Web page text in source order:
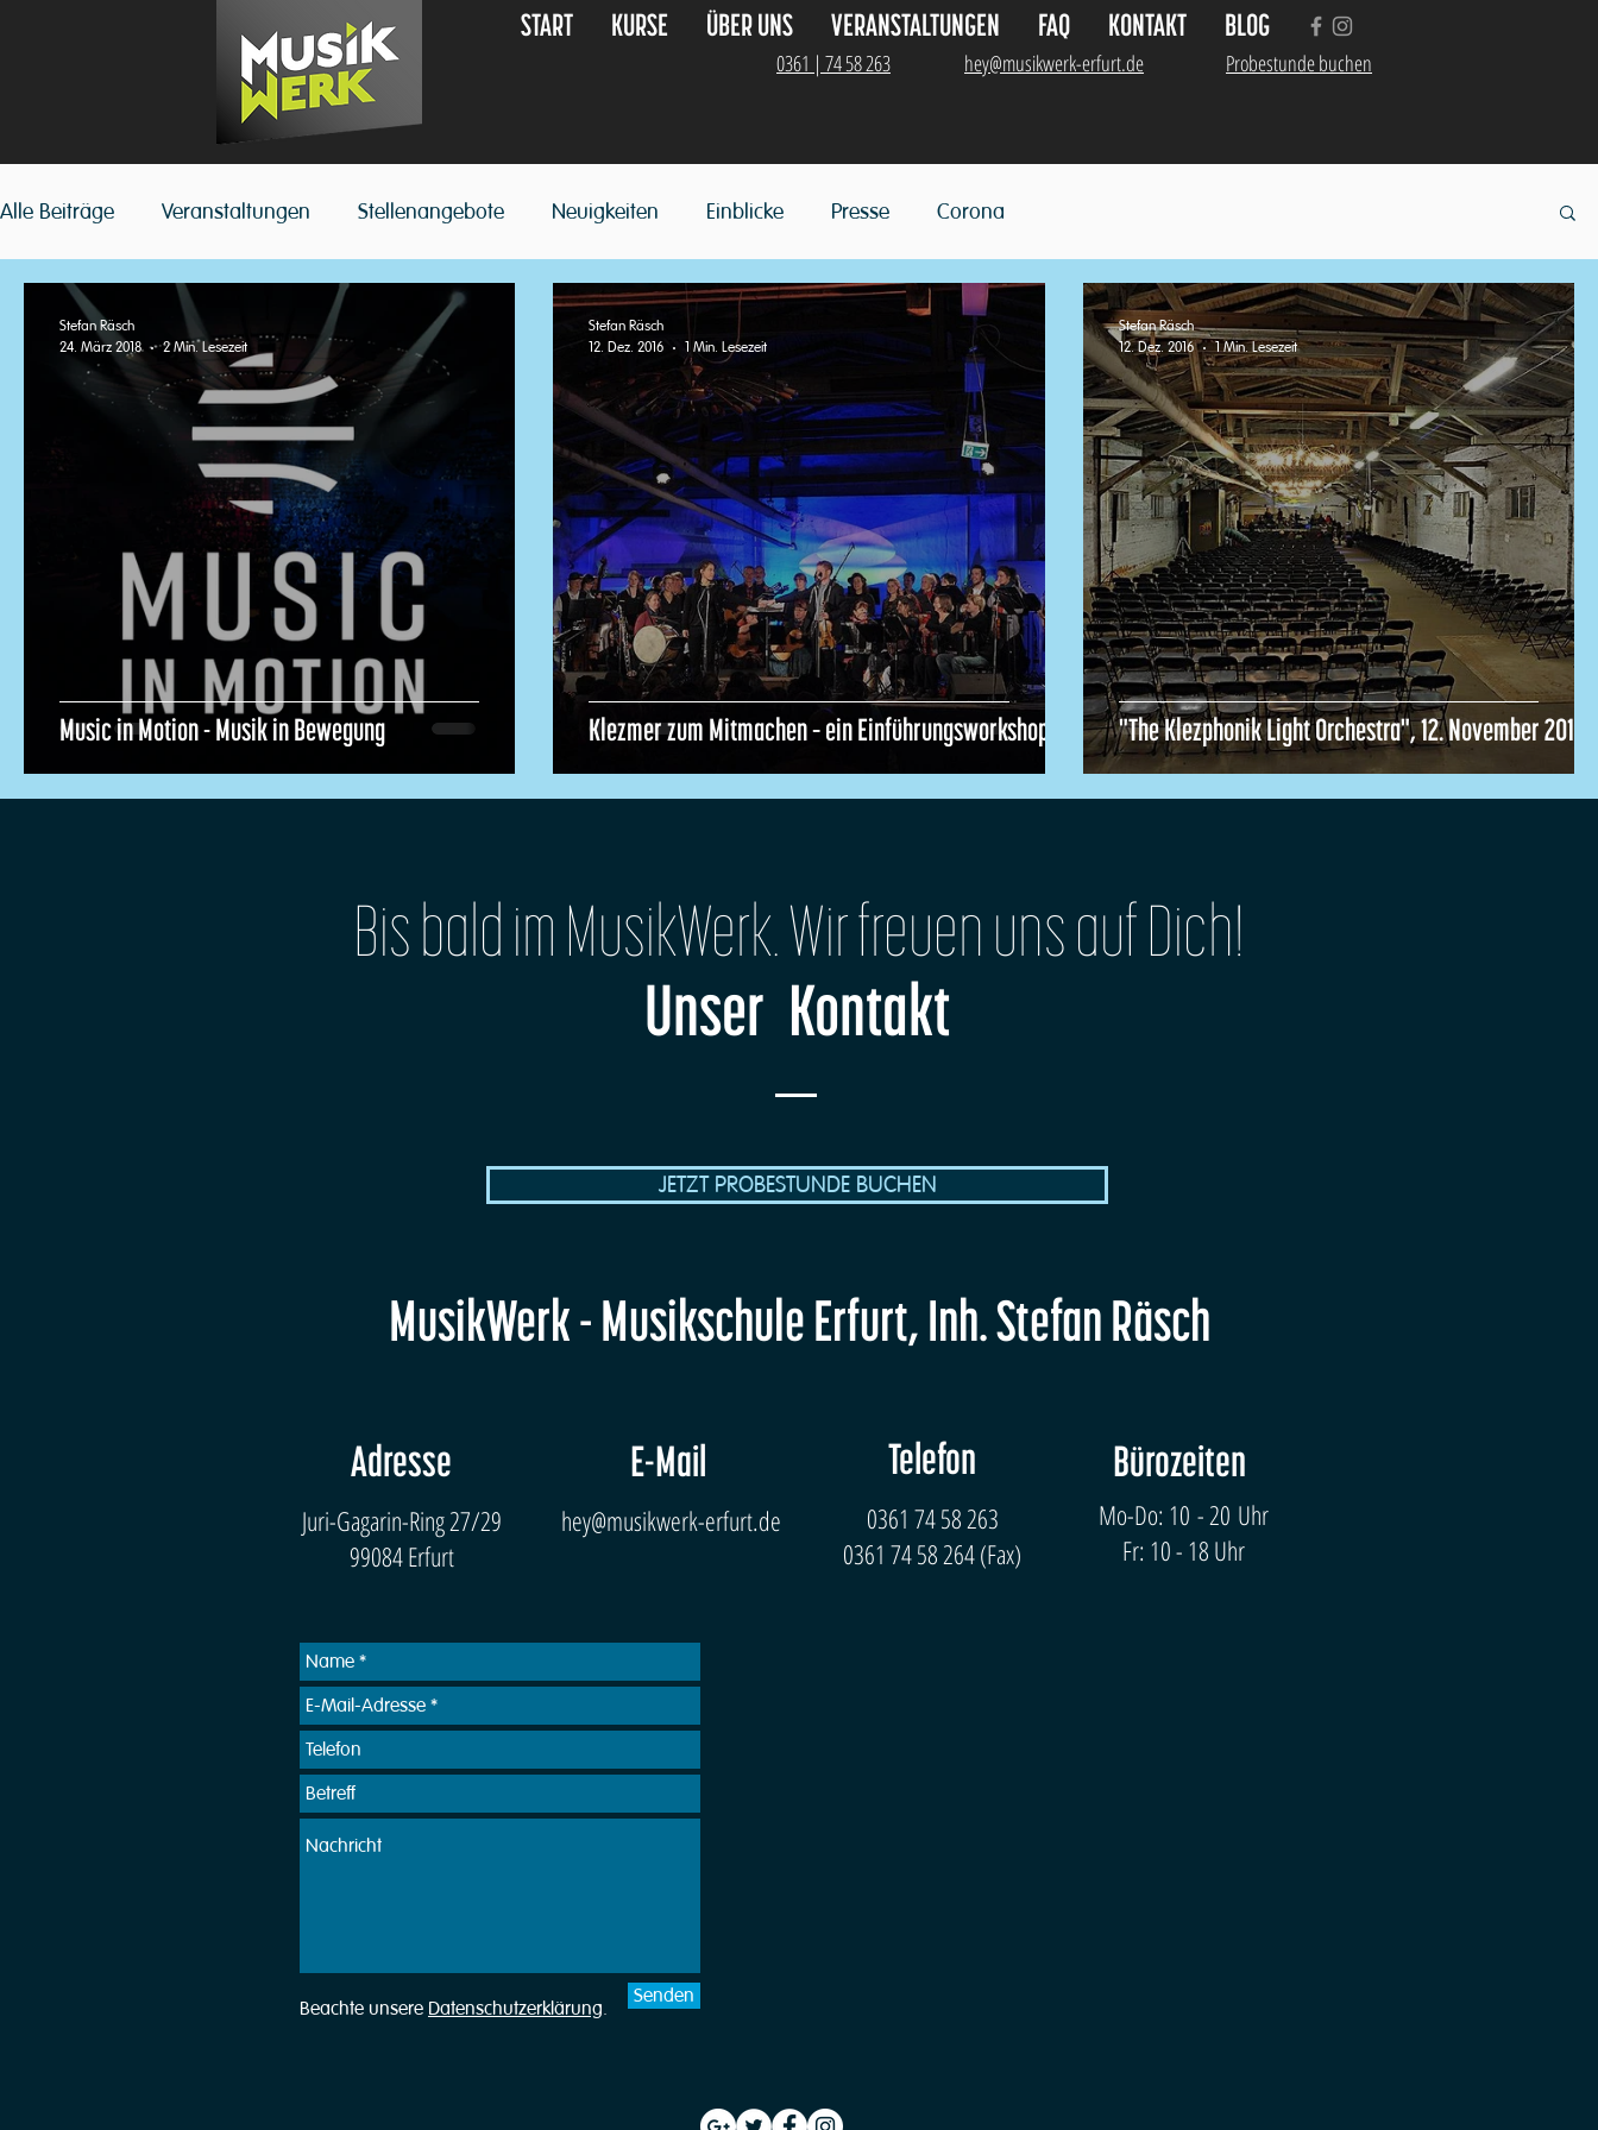
START KURSE ÜBER UNS VERANSTALTUNGEN FAQ KONTAKT BLOG
0361 | 74 58 263 hey@musikwerk-erfurt.de Probestunde buchen
Alle Beiträge Veranstaltungen Stellenangebote Neuigkeiten Einblicke Presse Corona
Music in Motion - Musik in Bewegung
Stefan Räsch
24. März 2018
2 Min. Lesezeit
Klezmer zum Mitmachen – ein Einführungsworkshop
Stefan Räsch
12. Dez. 2016
1 Min. Lesezeit
"The Klezphonik Light Orchestra", 12. November 2016
Stefan Räsch
12. Dez. 2016
1 Min. Lesezeit
Bis bald im MusikWerk. Wir freuen uns auf Dich!
Unser Kontakt
JETZT PROBESTUNDE BUCHEN
MusikWerk - Musikschule Erfurt, Inh. Stefan Räsch
Adresse
Juri-Gagarin-Ring 27/29
99084 Erfurt
E-Mail
hey@musikwerk-erfurt.de
Telefon
0361 74 58 263
0361 74 58 264 (Fax)
Bürozeiten
Mo-Do: 10 - 20 Uhr
Fr: 10 - 18 Uhr
Beachte unsere Datenschutzerklärung.
Senden